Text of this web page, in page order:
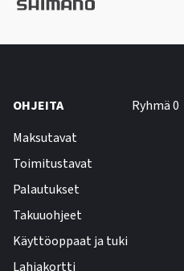
OHJEITA
Maksutavat
Toimitustavat
Palautukset
Takuuohjeet
Käyttöoppaat ja tuki
Lahjakortti
Ryhmä 0